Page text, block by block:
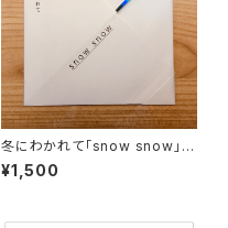
冬にわかれて「snow snow」限
定シングル【CD】※完売御礼
¥1,500